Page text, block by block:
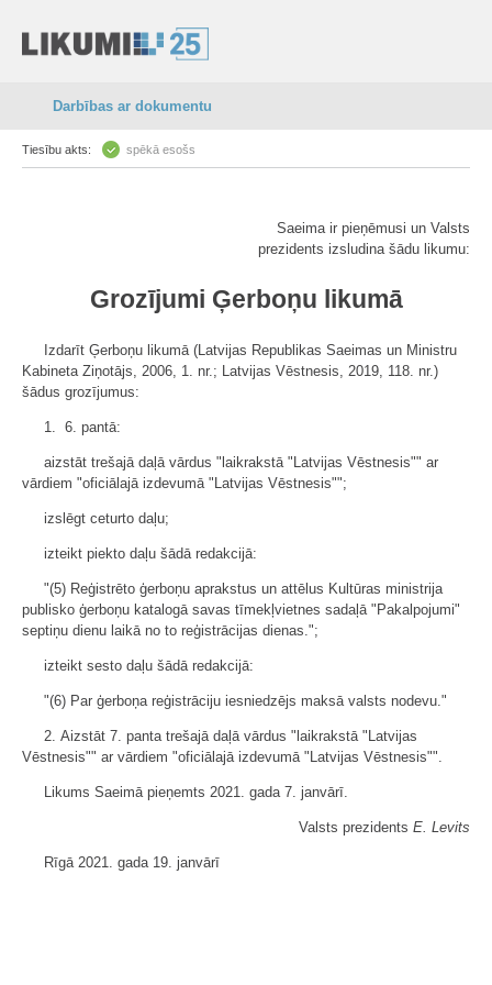
Darbības ar dokumentu
Tiesību akts: spēkā esošs
Saeima ir pieņēmusi un Valsts
prezidents izsludina šādu likumu:
Grozījumi Ģerboņu likumā
Izdarīt Ģerboņu likumā (Latvijas Republikas Saeimas un Ministru
Kabineta Ziņotājs, 2006, 1. nr.; Latvijas Vēstnesis, 2019, 118. nr.)
šādus grozījumus:
1. 6. pantā:
aizstāt trešajā daļā vārdus "laikrakstā "Latvijas Vēstnesis"" ar
vārdiem "oficiālajā izdevumā "Latvijas Vēstnesis"";
izslēgt ceturto daļu;
izteikt piekto daļu šādā redakcijā:
"(5) Reģistrēto ģerboņu aprakstus un attēlus Kultūras ministrija
publisko ģerboņu katalogā savas tīmekļvietnes sadaļā "Pakalpojumi"
septiņu dienu laikā no to reģistrācijas dienas.";
izteikt sesto daļu šādā redakcijā:
"(6) Par ģerboņa reģistrāciju iesniedzējs maksā valsts nodevu."
2. Aizstāt 7. panta trešajā daļā vārdus "laikrakstā "Latvijas
Vēstnesis"" ar vārdiem "oficiālajā izdevumā "Latvijas Vēstnesis"".
Likums Saeimā pieņemts 2021. gada 7. janvārī.
Valsts prezidents E. Levits
Rīgā 2021. gada 19. janvārī